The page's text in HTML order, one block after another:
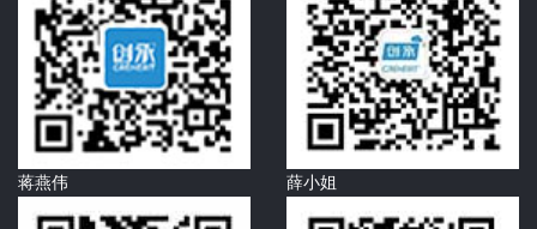
蒋燕伟 薛小姐